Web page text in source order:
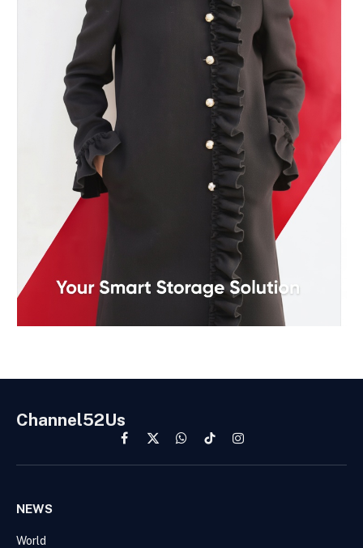
Channel52Us
Facebook
X
(Twitter)
WhatsApp
TikTokInstagram
NEWS
World